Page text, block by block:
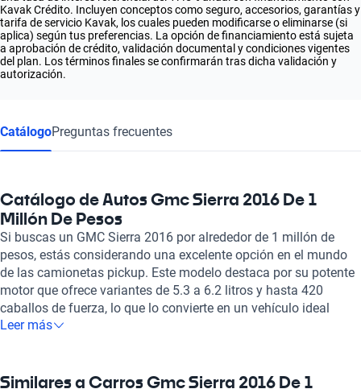
Kavak Crédito. Incluyen conceptos como seguro, accesorios, garantías y
tarifa de servicio Kavak, los cuales pueden modificarse o eliminarse (si
aplica) según tus preferencias. La opción de financiamiento está sujeta
a aprobación de crédito, validación documental y condiciones vigentes
del plan. Los términos finales se confirmarán tras dicha validación y
autorización.
CatálogoPreguntas frecuentes
Catálogo de Autos Gmc Sierra 2016 De 1
Millón De Pesos
Si buscas un GMC Sierra 2016 por alrededor de 1 millón de
pesos, estás considerando una excelente opción en el mundo
de las camionetas pickup. Este modelo destaca por su potente
motor que ofrece variantes de 5.3 a 6.2 litros y hasta 420
caballos de fuerza, lo que lo convierte en un vehículo ideal
tanto para el trabajo duro como para el uso diario. Con una
cuero de primera calidad. Uno de los más grandes atributos de
Leer más
Similares a Carros Gmc Sierra 2016 De 1